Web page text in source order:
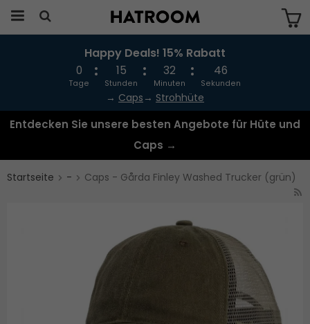
Das Produkt wurde in Ihren Warenkorb
gelegt
Happy Deals! 15% Rabatt
0
Tage
15
Stunden
32
Minuten
45
Sekunden
→ Caps → Strohhüte
Entdecken Sie unsere besten Angebote für Hüte und
Caps →
Startseite - Caps - Gårda Finley Washed Trucker (grün)